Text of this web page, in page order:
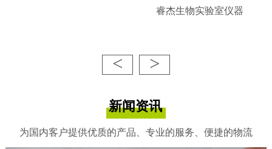
睿杰生物实验室仪器
睿杰生物-凋亡/增殖检测试剂
< >
新闻资讯
为国内客户提供优质的产品、专业的服务、便捷的物流